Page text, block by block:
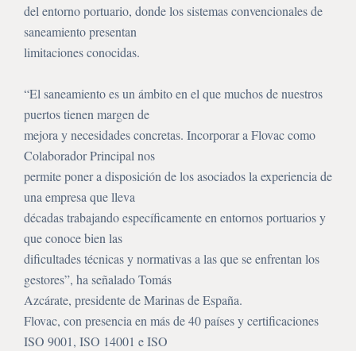
del entorno portuario, donde los sistemas convencionales de
saneamiento presentan
limitaciones conocidas.
“El saneamiento es un ámbito en el que muchos de nuestros
puertos tienen margen de
mejora y necesidades concretas. Incorporar a Flovac como
Colaborador Principal nos
permite poner a disposición de los asociados la experiencia de
una empresa que lleva
décadas trabajando específicamente en entornos portuarios y
que conoce bien las
dificultades técnicas y normativas a las que se enfrentan los
gestores”, ha señalado Tomás
Azcárate, presidente de Marinas de España.
Flovac, con presencia en más de 40 países y certificaciones
ISO 9001, ISO 14001 e ISO